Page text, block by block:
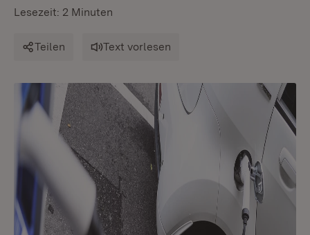
Lesezeit: 2 Minuten
Teilen Text vorlesen